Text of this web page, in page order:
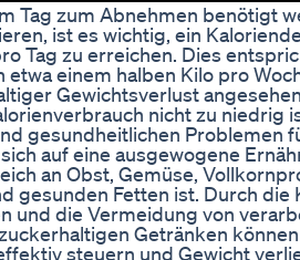
Tag zum Abnehmen benötigt
ist es wichtig, ein
Tag zu erreichen. Dies
einem halben Kilo pro
Gewichtsverlust
nicht zu niedrig
gesundheitlichen Problemen
auf eine ausgewogene
an Obst, Gemüse,
gesunden Fetten ist. Durch die
und die Vermeidung von
Getränken
steuern und Gewicht